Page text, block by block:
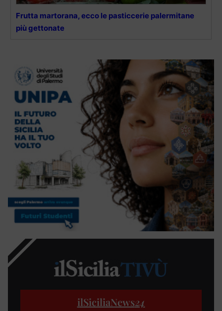
Frutta martorana, ecco le pasticcerie palermitane
più gettonate
ilSiciliaNews24